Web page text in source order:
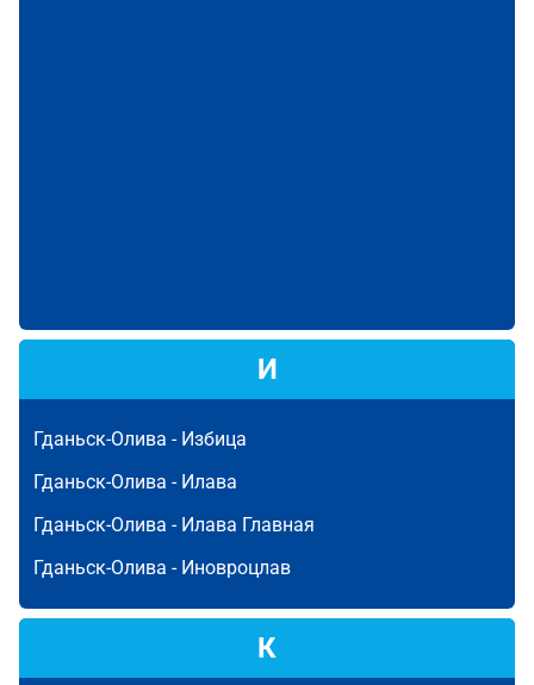
И
Гданьск-Олива - Избица
Гданьск-Олива - Илава
Гданьск-Олива - Илава Главная
Гданьск-Олива - Иновроцлав
К